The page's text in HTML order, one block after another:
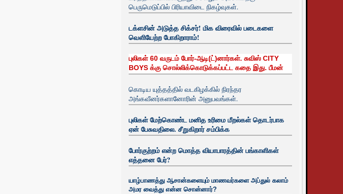
பெருமெடுப்பில் பிரியாவிடை நிகழ்வுகள்.
டக்ளசின் அடுத்த சிக்சர்! மிக விரைவில் படைகளை
வெளியேற்ற போகிறாராம்!
புலிகள் 60 வருடம் போர்-ஆடி(ட்)னார்கள். சுவிஸ் CITY
BOYS க்கு சொல்லிக்கொடுக்கப்பட்ட கதை இது. பீமன்
கொடிய யுத்தத்தில் வடகிழக்கில் நிரந்தர
அங்கவீனர்களானோரின் அனுபவங்கள்.
புலிகள் மேற்கொண்ட மனித உரிமை மீறல்கள் தொடர்பாக
ஏன் பேசுவதிலை. சீறுகிறார் சம்பிக்க
போர்குற்றம் என்ற மொத்த வியாபாரத்தின் பங்காளிகள்
எத்தனை பேர்?
யாழ்பாணத்து ஆசான்களையும் மாணவர்களை அப்துல் கலாம்
அமர வைத்து என்ன சொன்னார்?